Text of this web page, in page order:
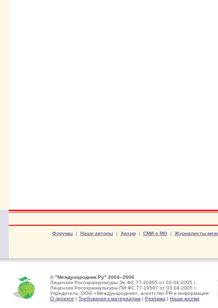
Форумы | Наши авторы | Архив| СМИ о МО| Журналисты-
© "Международник.Ру" 2004–2006
Лицензия Росохранкультуры Эл ФС 77-20365 от 03.04.2005 г.
Лицензия Росохранкультуры ПИ ФС 77-19567 от 03.04.2005 г.
Учредитель: ООО «Международник», агентство PR и информации
О проекте | Требования к материалам | Реклама | Наши кнопки